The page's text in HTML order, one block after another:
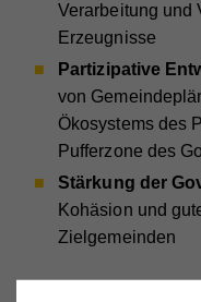
Verarbeitung und
Erzeugnisse
Partizipative
von
Ökosystems des
Pufferzone des
Stärkung der
Kohäsion und
Zielgemeinden